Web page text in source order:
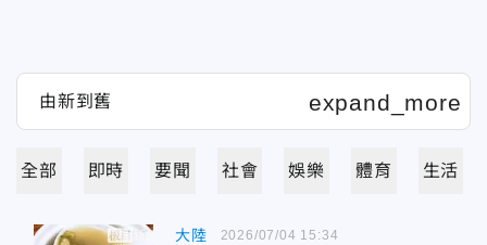
全部 即時 要聞 社會 娛樂 體育 生活
大陸 2026/07/04 15:34